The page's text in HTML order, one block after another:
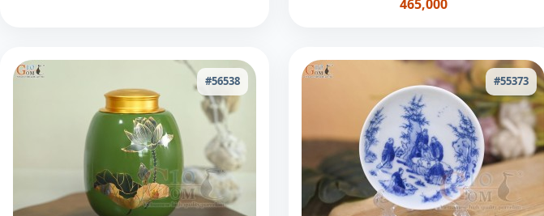
465,000
#56538 #55373